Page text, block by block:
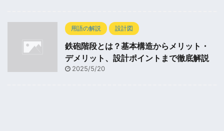
用語の解説 設計図
鉄砲階段とは？基本構造からメリット・
デメリット、設計ポイントまで徹底解説
2025/5/20